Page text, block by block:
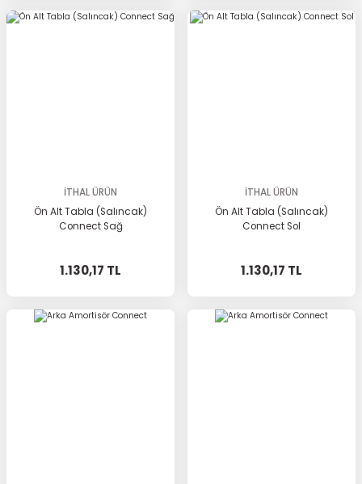
İTHAL ÜRÜN
Ön Alt Tabla (Salıncak)
Connect Sağ
1.130,17 TL
İTHAL ÜRÜN
Ön Alt Tabla (Salıncak)
Connect Sol
1.130,17 TL